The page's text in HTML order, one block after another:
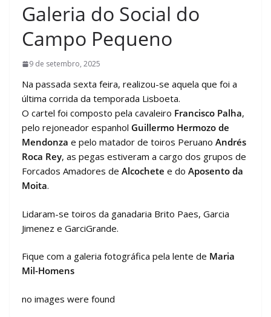
Galeria do Social do
Campo Pequeno
9 de setembro, 2025
Na passada sexta feira, realizou-se aquela que foi a
última corrida da temporada Lisboeta.
O cartel foi composto pela cavaleiro Francisco Palha,
pelo rejoneador espanhol Guillermo Hermozo de
Mendonza e pelo matador de toiros Peruano Andrés
Roca Rey, as pegas estiveram a cargo dos grupos de
Forcados Amadores de Alcochete e do Aposento da
Moita.
Lidaram-se toiros da ganadaria Brito Paes, Garcia
Jimenez e GarciGrande.
Fique com a galeria fotográfica pela lente de Maria
Mil-Homens
no images were found